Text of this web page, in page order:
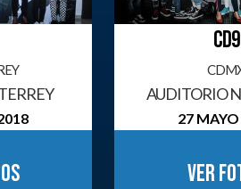
CD9
AUDITORIO
27
Ver